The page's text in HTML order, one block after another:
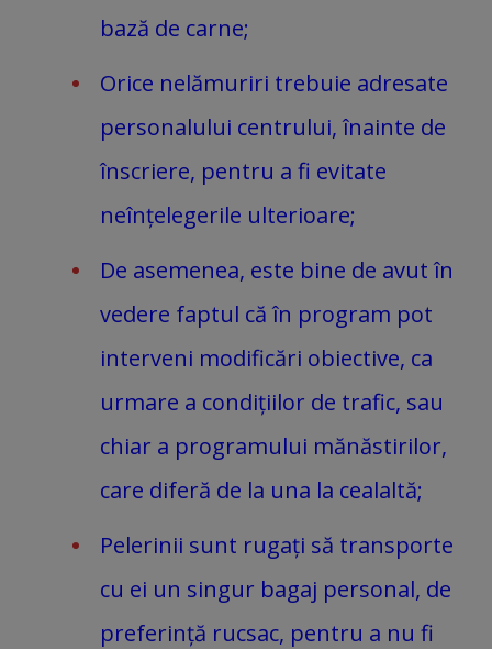
bază de carne;
Orice nelămuriri trebuie adresate
personalului centrului, înainte de
înscriere, pentru a fi evitate
neînțelegerile ulterioare;
De asemenea, este bine de avut în
vedere faptul că în program pot
interveni modificări obiective, ca
urmare a condițiilor de trafic, sau
chiar a programului mănăstirilor,
care diferă de la una la cealaltă;
Pelerinii sunt rugați să transporte
cu ei un singur bagaj personal, de
preferință rucsac, pentru a nu fi